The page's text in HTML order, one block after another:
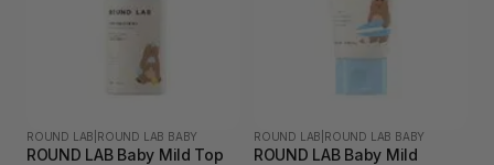
ROUND LAB ROUND LAB BABY
ROUND LAB Baby Mild Top
ROUND LAB ROUND LAB BABY
ROUND LAB Baby Mild